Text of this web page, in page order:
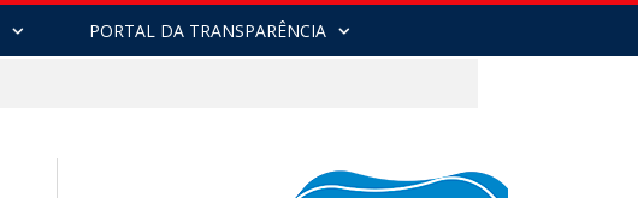
PORTAL DA TRANSPARÊNCIA